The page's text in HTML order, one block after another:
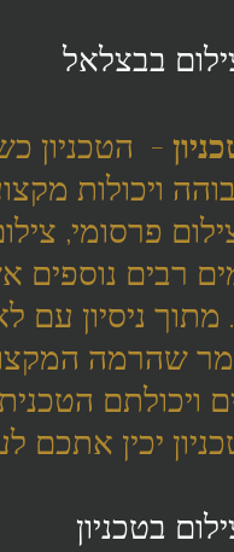
בבצלאל
-  הטכניון
ויכולות
פרסומי,
רבים נוספים
מתוך ניסיון
לומר שהרמה
ויכולתם
יכין אתכם
בטכניון